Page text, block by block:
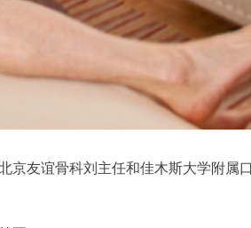
京友谊骨科刘主任和佳木斯大学附属口